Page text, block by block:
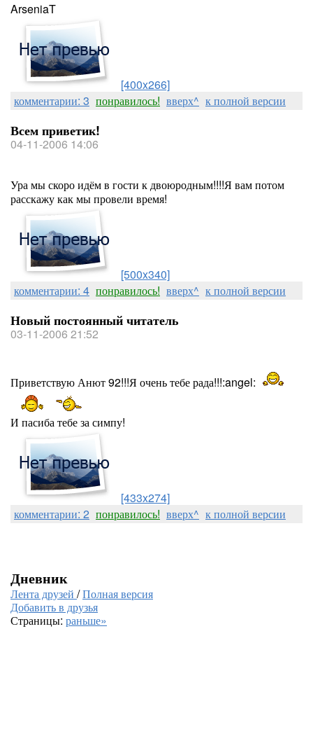
ArseniaT
[400x266]
комментарии: 3 понравилось! вверх^ к полной версии
Всем приветик!
04-11-2006 14:06
Ура мы скоро идём в гости к двоюродным!!!!Я вам потом
расскажу как мы провели время!
[500x340]
комментарии: 4 понравилось! вверх^ к полной версии
Новый постоянный читатель
03-11-2006 21:52
Приветствую Анют 92!!!Я очень тебе рада!!!:angel:
И пасиба тебе за симпу!
[433x274]
комментарии: 2 понравилось! вверх^ к полной версии
Дневник
Лента друзей /Полная версия
Добавить в друзья
Страницы: раньше»